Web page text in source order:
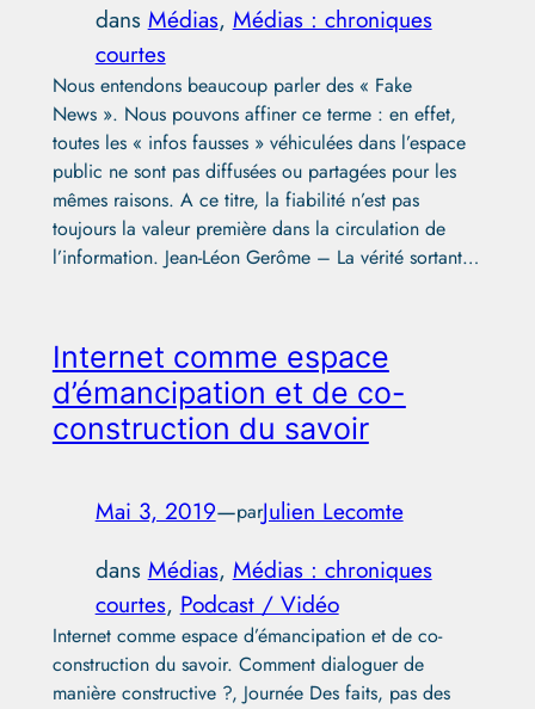
dans Médias, Médias : chroniques
courtes
Nous entendons beaucoup parler des « Fake
News ». Nous pouvons affiner ce terme : en effet,
toutes les « infos fausses » véhiculées dans l’espace
public ne sont pas diffusées ou partagées pour les
mêmes raisons. A ce titre, la fiabilité n’est pas
toujours la valeur première dans la circulation de
l’information. Jean-Léon Gerôme – La vérité sortant…
Internet comme espace
d’émancipation et de co-
construction du savoir
Mai 3, 2019—parJulien Lecomte
dans Médias, Médias : chroniques
courtes, Podcast / Vidéo
Internet comme espace d’émancipation et de co-
construction du savoir. Comment dialoguer de
manière constructive ?, Journée Des faits, pas des